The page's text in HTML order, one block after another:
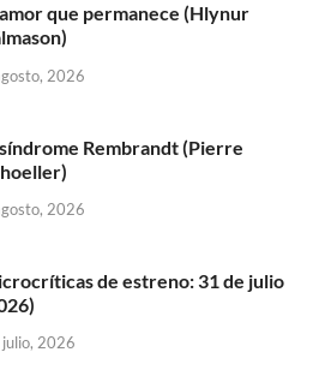
que permanece (Hlynur
2026
Rembrandt (Pierre
2026
de estreno: 31 de julio
2026